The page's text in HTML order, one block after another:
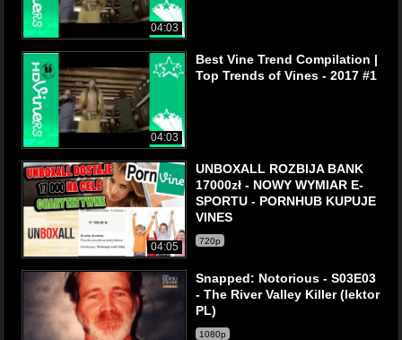
04:03
04:03
Best Vine Trend Compilation |
Top Trends of Vines - 2017 #1
04:05
UNBOXALL ROZBIJA BANK
17000zł - NOWY WYMIAR E-
SPORTU - PORNHUB KUPUJE
VINES
720p
Snapped: Notorious - S03E03
- The River Valley Killer (lektor
PL)
1080p